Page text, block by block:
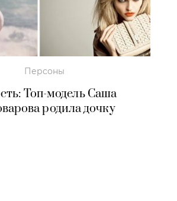
Персоны
Топ-модель Саша
родила дочку